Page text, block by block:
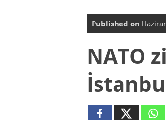
Published on
NATO